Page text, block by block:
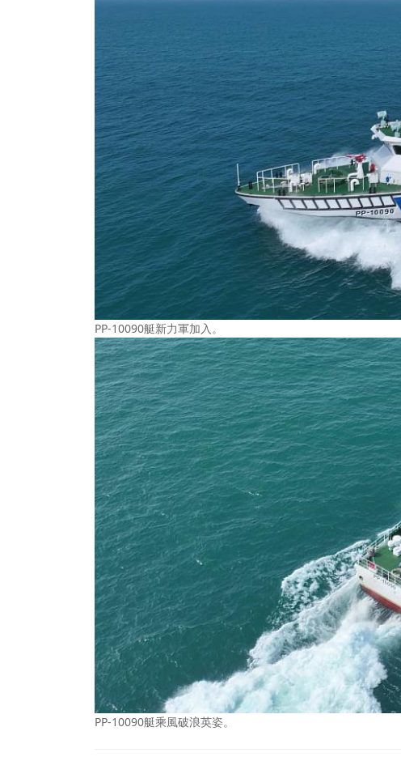
PP-10090艇新力軍加入。
PP-10090艇乘風破浪英姿。